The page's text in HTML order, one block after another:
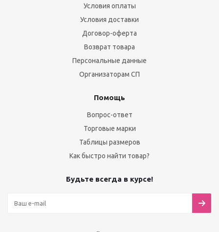
Условия оплаты
Условия доставки
Договор-оферта
Возврат товара
Персональные данные
Организаторам СП
Помощь
Вопрос-ответ
Торговые марки
Таблицы размеров
Как быстро найти товар?
Будьте всегда в курсе!